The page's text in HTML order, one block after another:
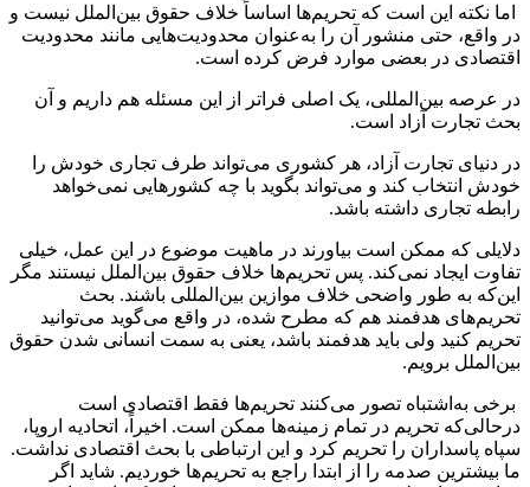
اما نکته‌ این است که تحریم‌ها اساساً خلاف حقوق بین‌الملل نیست و
در واقع، حتی منشور آن را به‌عنوان محدودیت‌هایی مانند محدودیت
اقتصادی در بعضی موارد فرض کرده است‌.
در عرصه بین‌المللی، یک اصلی فراتر از این مسئله هم داریم و آن
بحث تجارت آزاد است.
در دنیای تجارت آزاد، هر کشوری می‌تواند طرف تجاری خودش را
خودش انتخاب کند و می‌تواند بگوید با چه کشورهایی نمی‌خواهد
رابطه تجاری داشته باشد.
دلایلی که ممکن است بیاورند در ماهیت موضوع در این عمل، خیلی
تفاوت ایجاد نمی‌کند. پس تحریم‌ها خلاف حقوق بین‌الملل نیستند مگر
این‌که به طور واضحی خلاف موازین بین‌المللی باشند. بحث
تحریم‌های هدفمند هم که مطرح شده، در واقع می‌گوید می‌توانید
تحریم کنید ولی باید هدفمند باشد، یعنی به سمت انسانی شدن حقوق
بین‌الملل برویم.
برخی به‌اشتباه تصور می‌کنند تحریم‌ها فقط اقتصادی است
در‌حالی‌که تحریم در تمام زمینه‌ها ممکن است. اخیراً، اتحادیه اروپا،
سپاه پاسداران را تحریم کرد و این ارتباطی با بحث اقتصادی نداشت.
ما بیشترین صدمه را از ابتدا راجع به تحریم‌ها خوردیم. شاید اگر